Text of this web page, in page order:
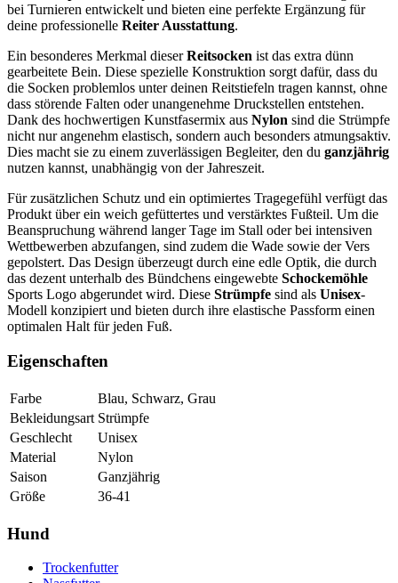
bei Turnieren entwickelt und bieten eine perfekte Ergänzung für
deine professionelle Reiter Ausstattung.
Ein besonderes Merkmal dieserReitsocken ist das extra dünn
gearbeitete Bein. Diese spezielle Konstruktion sorgt dafür, dass du
die Socken problemlos unter deinen Reitstiefeln tragen kannst, ohne
dass störende Falten oder unangenehme Druckstellen entstehen.
Dank des hochwertigen Kunstfasermix aus Nylon sind die Strümpfe
nicht nur angenehm elastisch, sondern auch besonders atmungsaktiv.
Dies macht sie zu einem zuverlässigen Begleiter, den du ganzjährig
nutzen kannst, unabhängig von der Jahreszeit.
Für zusätzlichen Schutz und ein optimiertes Tragegefühl verfügt das
Produkt über ein weich gefüttertes und verstärktes Fußteil. Um die
Beanspruchung während langer Tage im Stall oder bei intensiven
Wettbewerben abzufangen, sind zudem die Wade sowie der Vers
gepolstert. Das Design überzeugt durch eine edle Optik, die durch
das dezent unterhalb des Bündchens eingewebte Schockemöhle
Sports Logo abgerundet wird. Diese Strümpfe sind als Unisex-
Modell konzipiert und bieten durch ihre elastische Passform einen
optimalen Halt für jeden Fuß.
Eigenschaften
Farbe
Blau, Schwarz, Grau
Bekleidungsart Strümpfe
Geschlecht
Unisex
Material
Nylon
Saison
Ganzjährig
Größe
36-41
Hund
Trockenfutter